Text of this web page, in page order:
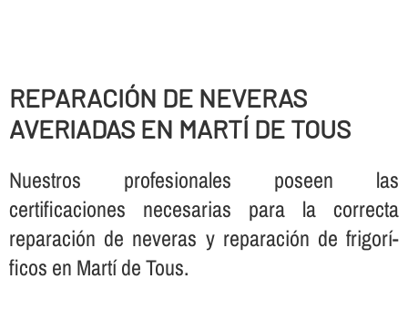
REPARACIÓN DE NEVERAS
AVERIADAS EN MARTÍ DE TOUS
Nuestros profesionales poseen las
certificaciones necesarias para la correcta
reparación de neveras y reparación de frigorí­
ficos en Martí de Tous.